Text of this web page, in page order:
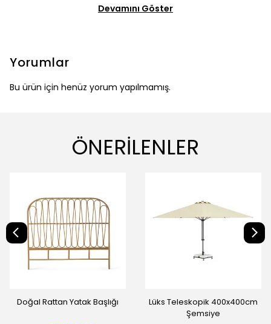
Devamını Göster
Yorumlar
Bu ürün için henüz yorum yapılmamış.
ÖNERİLENLER
Doğal Rattan Yatak Başlığı
Lüks Teleskopik 400x400cm
Şemsiye